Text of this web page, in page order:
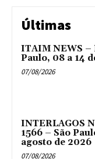
Últimas
ITAIM NEWS –
Paulo, 08 a 14
07/08/2026
INTERLAGOS
1566 – São
agosto de 2026
07/08/2026